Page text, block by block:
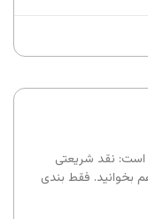
است: نقد شریعتی
هم بخوانید. فقط بندی